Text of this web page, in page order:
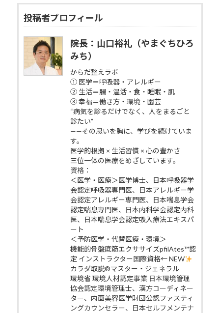
投稿者プロフィール
院長：山口裕礼（やまぐちひろ
みち）
からだ整えラボ
① 医学＝呼吸器・アレルギー
② 生活＝腸・温活・食・睡眠・肌
③ 幸福＝働き方・環境・園芸
“病気を診るだけでなく、人をまるごと
診たい”
——その思いを胸に、学びを続けていま
す。
医学的根拠 × 生活習慣 × 心の豊かさ
三位一体の医療をめざしています。
資格：
＜医学・医療＞医学博士、日本呼吸器学
会認定呼吸器専門医、日本アレルギー学
会認定アレルギー専門医、日本喘息学会
認定喘息専門医、日本内科学会認定内科
医、日本喘息学会認定吸入療法エキスパ
ート
＜予防医学・代替医療・環境＞
機能的骨盤底筋エクササイズpfilAtes™認
定 インストラクター国際資格← NEW
カラダ取説®マスター・ジェネラル
環境省 環境人材認定事業 日本環境管理
協会認定環境管理士、漢方コーディネー
ター、内面美容医学財団公認ファスティ
ングカウンセラー、日本セルフメンテナ